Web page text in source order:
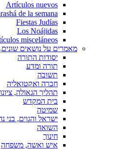
Artículos nuevos
de la semana
Fiestas Judías
Los Noájidas
misceláneos
מאמרים על נושאים שונים
יסודות התורה
תורה ומדע
תשובה
חברה ואקטואליה
תהליך הגאולה,
בית המקדש
שמיטה
ישראל והגוים, בני
השואה
חינוך
איש ואשה, משפחה